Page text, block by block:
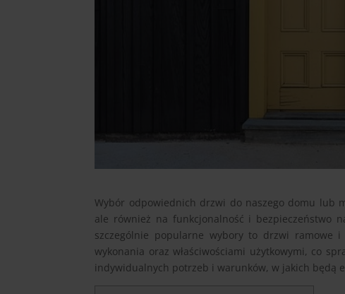
Wybór odpowiednich drzwi do naszego domu lub
ale również na funkcjonalność i bezpieczeństwo
szczególnie popularne wybory to drzwi ramowe i
wykonania oraz właściwościami użytkowymi, co
indywidualnych potrzeb i warunków, w jakich będą